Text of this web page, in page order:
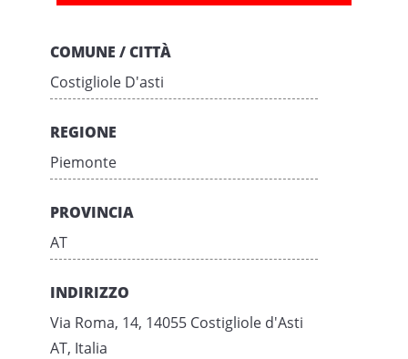
COMUNE / CITTÀ
Costigliole D'asti
REGIONE
Piemonte
PROVINCIA
AT
INDIRIZZO
Via Roma, 14, 14055 Costigliole d'Asti
AT, Italia